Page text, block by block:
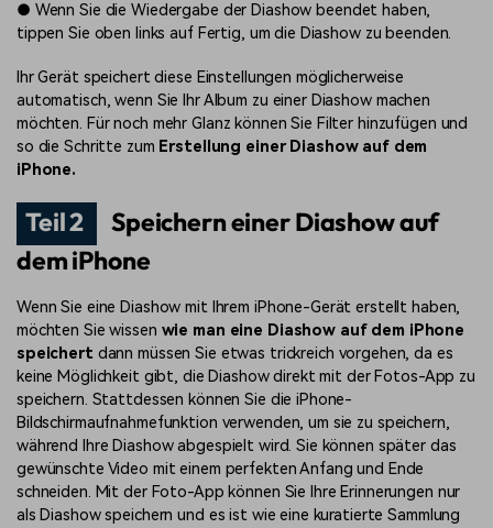
● Wenn Sie die Wiedergabe der Diashow beendet haben,
tippen Sie oben links auf Fertig, um die Diashow zu beenden.
Ihr Gerät speichert diese Einstellungen möglicherweise
automatisch, wenn Sie Ihr Album zu einer Diashow machen
möchten. Für noch mehr Glanz können Sie Filter hinzufügen und
so die Schritte zum Erstellung einer Diashow auf dem
iPhone.
Teil 2
Speichern einer Diashow auf
dem iPhone
Wenn Sie eine Diashow mit Ihrem iPhone-Gerät erstellt haben,
möchten Sie wissen wie man eine Diashow auf dem iPhone
speichert dann müssen Sie etwas trickreich vorgehen, da es
keine Möglichkeit gibt, die Diashow direkt mit der Fotos-App zu
speichern. Stattdessen können Sie die iPhone-
Bildschirmaufnahmefunktion verwenden, um sie zu speichern,
während Ihre Diashow abgespielt wird. Sie können später das
gewünschte Video mit einem perfekten Anfang und Ende
schneiden. Mit der Foto-App können Sie Ihre Erinnerungen nur
als Diashow speichern und es ist wie eine kuratierte Sammlung